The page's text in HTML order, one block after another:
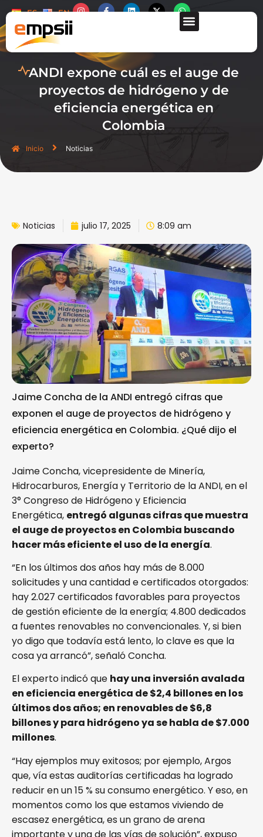
ES EN
ANDI expone cuál es el auge de
proyectos de hidrógeno y de
eficiencia energética en
Colombia
Inicio Noticias
Noticias julio 17, 2025 8:09 am
Jaime Concha de la ANDI entregó cifras que
exponen el auge de proyectos de hidrógeno y
eficiencia energética en Colombia. ¿Qué dijo el
experto?
Jaime Concha, vicepresidente de Minería,
Hidrocarburos, Energía y Territorio de la ANDI, en el
3° Congreso de Hidrógeno y Eficiencia
Energética, entregó algunas cifras que muestra
el auge de proyectos en Colombia buscando
hacer más eficiente el uso de la energía.
“En los últimos dos años hay más de 8.000
solicitudes y una cantidad e certificados otorgados:
hay 2.027 certificados favorables para proyectos
de gestión eficiente de la energía; 4.800 dedicados
a fuentes renovables no convencionales. Y, si bien
yo digo que todavía está lento, lo clave es que la
cosa ya arrancó”, señaló Concha.
El experto indicó que hay una inversión avalada
en eficiencia energética de $2,4 billones en los
últimos dos años; en renovables de $6,8
billones y para hidrógeno ya se habla de $7.000
millones.
“Hay ejemplos muy exitosos; por ejemplo, Argos
que, vía estas auditorías certificadas ha logrado
reducir en un 15 % su consumo energético. Y eso, en
momentos como los que estamos viviendo de
escasez energética, es un grano de arena
importante y una de las vías de solución”, expuso